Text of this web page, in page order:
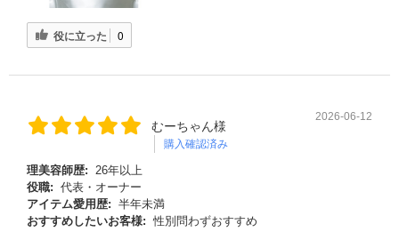
役に立った 0
むーちゃん様
購入確認済み
2026-06-12
理美容師歴:
26年以上
役職: 代表・オーナー
アイテム愛用歴: 半年未満
おすすめしたいお客様: 性別問わずおすすめ